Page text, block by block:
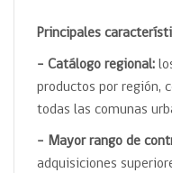
Principales
– Catálogo regional:
productos por región,
todas las comunas
– Mayor rango de
adquisiciones